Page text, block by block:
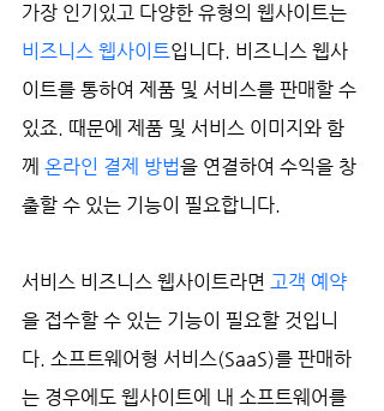
가장 인기있고 다양한 유형의 웹사이트는
비즈니스 웹사이트입니다. 비즈니스 웹사
이트를 통하여 제품 및 서비스를 판매할 수
있죠. 때문에 제품 및 서비스 이미지와 함
께 온라인 결제 방법을 연결하여 수익을 창
출할 수 있는 기능이 필요합니다.
서비스 비즈니스 웹사이트라면 고객 예약
을 접수할 수 있는 기능이 필요할 것입니
다. 소프트웨어형 서비스(SaaS)를 판매하
는 경우에도 웹사이트에 내 소프트웨어를